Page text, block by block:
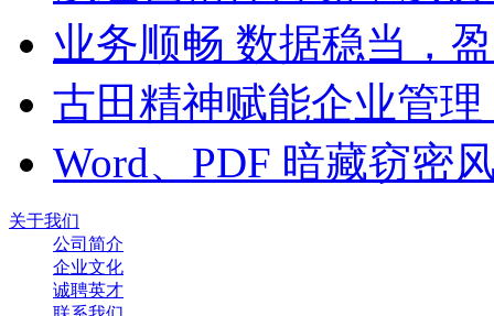
业务顺畅 数据稳当，
古田精神赋能企业管
Word、PDF 暗藏窃密
关于我们
公司简介
企业文化
诚聘英才